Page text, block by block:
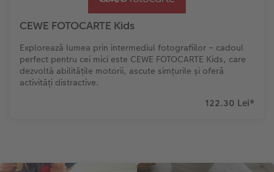
CEWE FOTOCARTE Kids
Explorează lumea prin intermediul fotografiilor – cadoul
perfect pentru cei mici este CEWE FOTOCARTE Kids, care
dezvoltă abilitățile motorii, ascute simțurile și oferă
activități distractive.
122.30 Lei*